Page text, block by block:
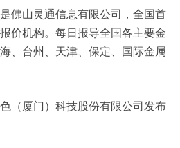
佛山灵通信息有限公司，全国首
价机构。每日报导全国各主要金
、台州、天津、保定、国际金属
（厦门）科技股份有限公司发布